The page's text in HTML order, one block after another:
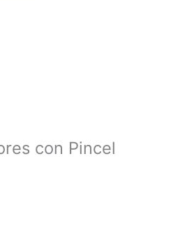
con Pincel